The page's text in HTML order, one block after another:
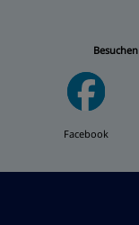
Facebook